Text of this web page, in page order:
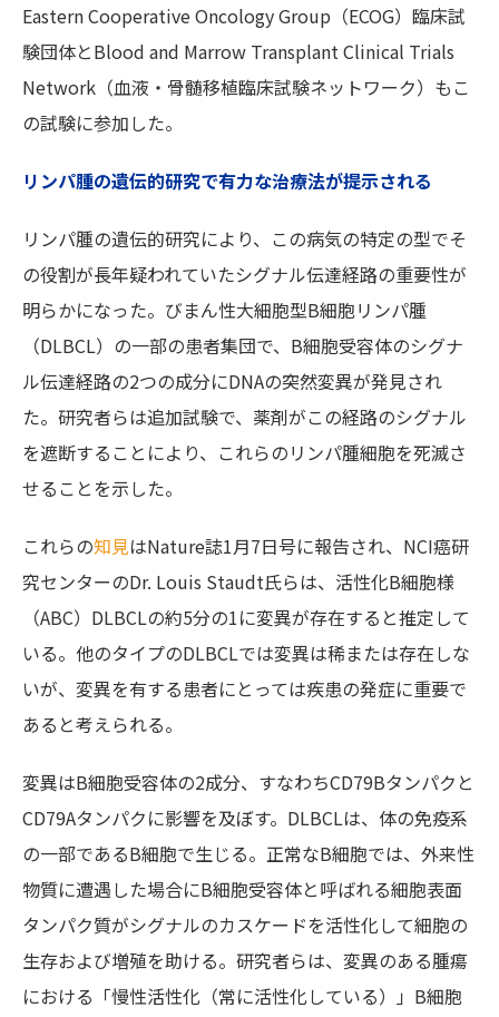
Eastern Cooperative Oncology Group（ECOG）臨床試
験団体とBlood and Marrow Transplant Clinical Trials
Network（血液・骨髄移植臨床試験ネットワーク）もこ
の試験に参加した。
リンパ腫の遺伝的研究で有力な治療法が提示される
リンパ腫の遺伝的研究により、この病気の特定の型でそ
の役割が長年疑われていたシグナル伝達経路の重要性が
明らかになった。びまん性大細胞型B細胞リンパ腫
（DLBCL）の一部の患者集団で、B細胞受容体のシグナ
ル伝達経路の2つの成分にDNAの突然変異が発見され
た。研究者らは追加試験で、薬剤がこの経路のシグナル
を遮断することにより、これらのリンパ腫細胞を死滅さ
せることを示した。
これらの知見はNature誌1月7日号に報告され、NCI癌研
究センターのDr. Louis Staudt氏らは、活性化B細胞様
（ABC）DLBCLの約5分の1に変異が存在すると推定して
いる。他のタイプのDLBCLでは変異は稀または存在しな
いが、変異を有する患者にとっては疾患の発症に重要で
あると考えられる。
変異はB細胞受容体の2成分、すなわちCD79Bタンパクと
CD79Aタンパクに影響を及ぼす。DLBCLは、体の免疫系
の一部であるB細胞で生じる。正常なB細胞では、外来性
物質に遭遇した場合にB細胞受容体と呼ばれる細胞表面
タンパク質がシグナルのカスケードを活性化して細胞の
生存および増殖を助ける。研究者らは、変異のある腫瘍
における「慢性活性化（常に活性化している）」B細胞